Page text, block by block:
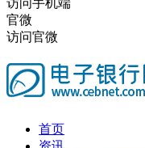
访问手机端
官微
访问官微
首页